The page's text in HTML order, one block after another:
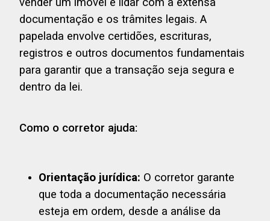
documentação e os trâmites legais. A
papelada envolve certidões, escrituras,
registros e outros documentos fundamentais
para garantir que a transação seja segura e
dentro da lei.
Como o corretor ajuda:
Orientação jurídica: O corretor garante
que toda a documentação necessária
esteja em ordem, desde a análise da